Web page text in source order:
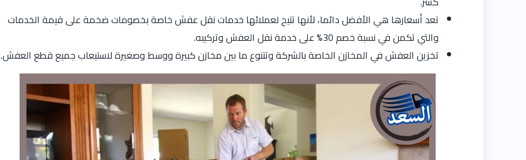
تعد أسعارها هي الأفضل دائما، لأنها تتيح لعملائها خدمات نقل عفش خاصة بخصومات ضخمة على قيمة الخدمات
والتي تكمن في نسبة خصم 30% على خدمة نقل العفش وتركيبه.
تخزين العفش في المخازن الخاصة بالشركة وتتنوع ما بين مخازن كبيرة ووسط وصغيرة لاستيعاب جميع قطع العفش.